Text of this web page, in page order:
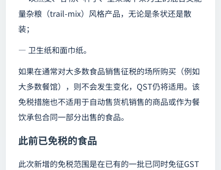
量杂粮（trail-mix）风格产品，无论是条状还是散
装；
— 卫生纸和面巾纸。
如果在通常对大多数食品销售征税的场所购买（例如
大多数餐馆），则不会发生变化，QST仍将适用。该
免税措施也不适用于自动售货机销售的商品或作为餐
饮承包合同一部分出售的食品。
此前已免税的食品
此次新增的免税范围是在已有的一批已同时免征GST